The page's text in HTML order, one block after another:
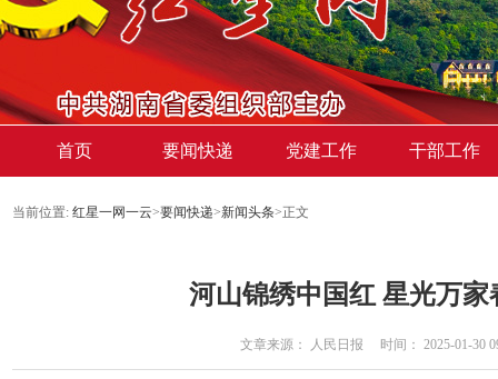
首页 要闻快递 党建工作 干部工作
当前位置: 红星一网一云>要闻快递>新闻头条>正文
河山锦绣中国红 星光万家
文章来源： 人民日报 时间： 2025-01-30